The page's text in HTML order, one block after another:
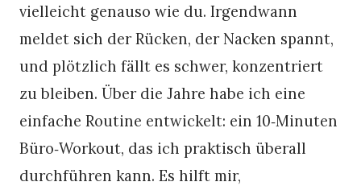
vielleicht genauso wie du. Irgendwann
meldet sich der Rücken, der Nacken spannt,
und plötzlich fällt es schwer, konzentriert
zu bleiben. Über die Jahre habe ich eine
einfache Routine entwickelt: ein 10‑Minuten
Büro‑Workout, das ich praktisch überall
durchführen kann. Es hilft mir,